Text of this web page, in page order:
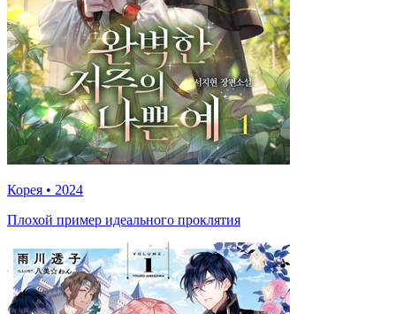
Корея • 2024
Плохой пример идеального проклятия